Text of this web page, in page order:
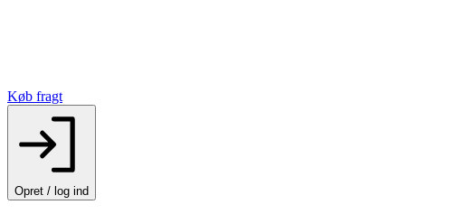
Køb fragt
Opret / log ind